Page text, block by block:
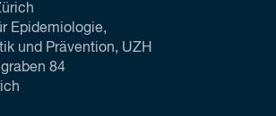
Epidemiologie,
und Prävention, UZH
84